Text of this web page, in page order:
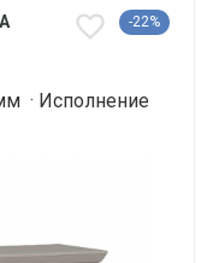
-22%
· Исполнение